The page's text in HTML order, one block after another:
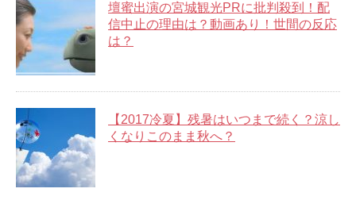
壇蜜出演の宮城観光PRに批判殺到！配
信中止の理由は？動画あり！世間の反応
は？
【2017冷夏】残暑はいつまで続く？涼し
くなりこのまま秋へ？